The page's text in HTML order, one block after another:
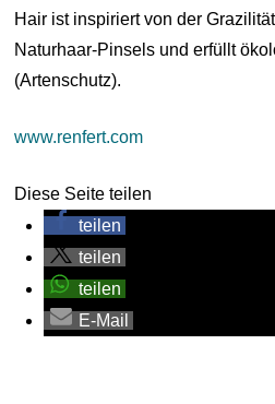
Hair ist inspiriert von der
Naturhaar-Pinsels und erfüllt
(Artenschutz).
www.renfert.com
Diese Seite teilen
teilen
teilen
teilen
E-Mail